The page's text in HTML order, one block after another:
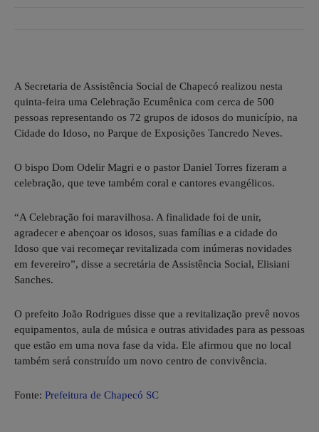
A Secretaria de Assistência Social de Chapecó realizou nesta
quinta-feira uma Celebração Ecumênica com cerca de 500
pessoas representando os 72 grupos de idosos do município, na
Cidade do Idoso, no Parque de Exposições Tancredo Neves.
O bispo Dom Odelir Magri e o pastor Daniel Torres fizeram a
celebração, que teve também coral e cantores evangélicos.
“A Celebração foi maravilhosa. A finalidade foi de unir,
agradecer e abençoar os idosos, suas famílias e a cidade do
Idoso que vai recomeçar revitalizada com inúmeras novidades
em fevereiro”, disse a secretária de Assistência Social, Elisiani
Sanches.
O prefeito João Rodrigues disse que a revitalização prevê novos
equipamentos, aula de música e outras atividades para as pessoas
que estão em uma nova fase da vida. Ele afirmou que no local
também será construído um novo centro de convivência.
Fonte: Prefeitura de Chapecó SC